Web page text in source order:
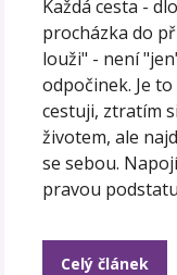
Každá cesta -
procházka do
louži" - není
odpočinek. Je
cestuji, ztratím
životem, ale
se sebou.
pravou
Celý článek